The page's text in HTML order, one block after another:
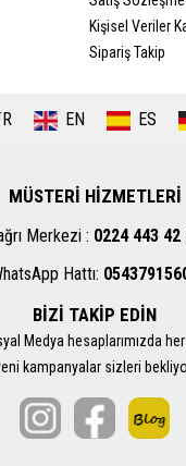
Kişisel Veriler
Sipariş Takip
EN ES
MÜSTERİ HİZMETLERİ
Merkezi : 0224 443 42
Hattı:
BİZİ TAKİP EDİN
Medya hesaplarımızda
kampanyalar sizleri